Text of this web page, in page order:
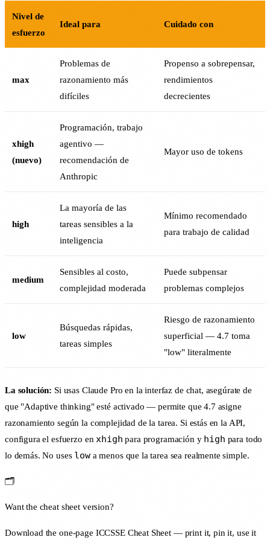
Nivel de
esfuerzo
Ideal para Cuidado con
max
Problemas de
razonamiento más
difíciles
Propenso a sobrepensar,
rendimientos
decrecientes
xhigh
(nuevo)
Programación, trabajo
agentivo —
recomendación de
Anthropic
Mayor uso de tokens
high
La mayoría de las
tareas sensibles a la
inteligencia
Mínimo recomendado
para trabajo de calidad
medium
Sensibles al costo,
complejidad moderada
Puede subpensar
problemas complejos
low
Búsquedas rápidas,
tareas simples
Riesgo de razonamiento
superficial — 4.7 toma
"low" literalmente
La solución: Si usas Claude Pro en la interfaz de chat, asegúrate de
que "Adaptive thinking" esté activado — permite que 4.7 asigne
razonamiento según la complejidad de la tarea. Si estás en la API,
configura el esfuerzo en xhigh para programación y high para todo
lo demás. No uses lowa menos que la tarea sea realmente simple.
🗂️
Want the cheat sheet version?
Download the one-page ICCSSE Cheat Sheet — print it, pin it, use it